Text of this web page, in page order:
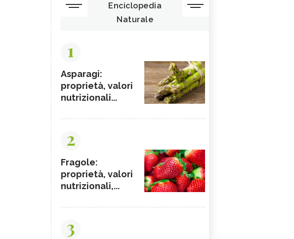
Enciclopedia
Naturale
1
Asparagi:
proprietà, valori
nutrizionali...
2
Fragole:
proprietà, valori
nutrizionali,...
3